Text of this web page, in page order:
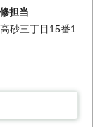
担当
砂三丁目15番1